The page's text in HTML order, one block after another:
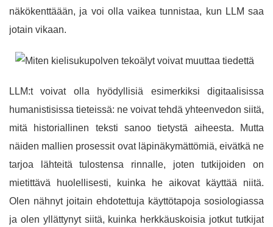
näkökenttäään, ja voi olla vaikea tunnistaa, kun LLM saa
jotain vikaan.
LLM:t voivat olla hyödyllisiä esimerkiksi digitaalisissa
humanistisissa tieteissä: ne voivat tehdä yhteenvedon siitä,
mitä historiallinen teksti sanoo tietystä aiheesta. Mutta
näiden mallien prosessit ovat läpinäkymättömiä, eivätkä ne
tarjoa lähteitä tulostensa rinnalle, joten tutkijoiden on
mietittävä huolellisesti, kuinka he aikovat käyttää niitä.
Olen nähnyt joitain ehdotettuja käyttötapoja sosiologiassa
ja olen yllättynyt siitä, kuinka herkkäuskoisia jotkut tutkijat